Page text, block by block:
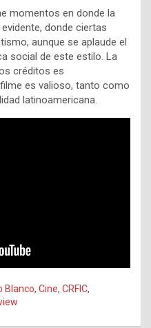
momentos en donde la
donde ciertas
aunque se aplaude el
social de este estilo. La
créditos es
es valioso, tanto como
latinoamericana.
Blanco, Cine, CRFIC,